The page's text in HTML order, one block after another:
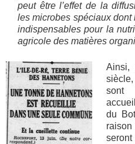
peut être l’effet de la
les microbes spéciaux dont
indispensables pour la
agricole des matières
Ainsi,
du
raison